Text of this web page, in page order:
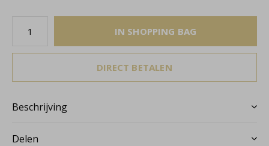
IN SHOPPING BAG
DIRECT BETALEN
Beschrijving
Delen